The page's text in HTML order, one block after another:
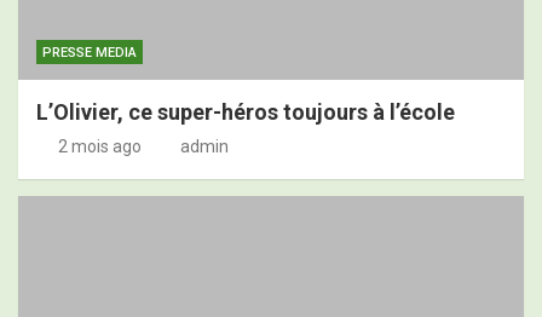
PRESSE MEDIA
L’Olivier, ce super-héros toujours à l’école
2 mois ago admin